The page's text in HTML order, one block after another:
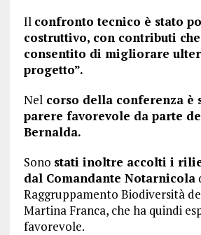
Il confronto tecnico è stato
costruttivo, con contributi
consentito di migliorare
progetto”.
Nelcorso della conferenza è
parere favorevole da parte
Bernalda.
Sono stati inoltre accolti i
dal Comandante Notarnicola
Raggruppamento Biodiversità
Martina Franca, che ha quindi
favorevole.